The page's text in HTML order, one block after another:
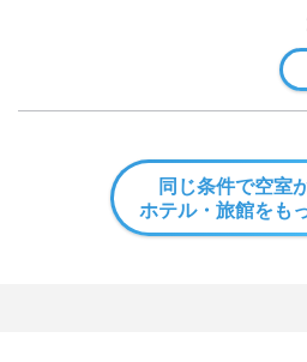
同じ条件で空室
ホテル・旅館をも